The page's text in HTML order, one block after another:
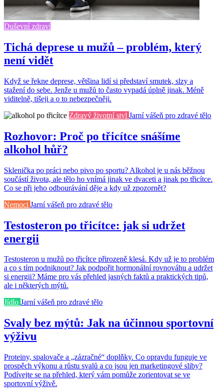
Duševní zdraví
Tichá deprese u mužů – problém, který
není vidět
Když se řekne deprese, většina lidí si představí smutek, slzy a
stažení do sebe. Jenže u mužů to často vypadá úplně jinak. Méně
viditelně, tišeji a o to nebezpečněji.
Zdravý životní styl Jarní vášeň pro zdravé tělo
Rozhovor: Proč po třicítce snášíme
alkohol hůř?
Sklenička po práci nebo pivo po sportu? Alkohol je u nás běžnou
součástí života, ale tělo ho vnímá jinak ve dvaceti a jinak po třicítce.
Co se při jeho odbourávání děje a kdy už zpozornět?
Nemoci Jarní vášeň pro zdravé tělo
Testosteron po třicítce: jak si udržet
energii
Testosteron u mužů po třicítce přirozeně klesá. Kdy už je to problém
a co s tím podniknout? Jak podpořit hormonální rovnováhu a udržet
si energii? Máme pro vás přehled jasných faktů a praktických tipů,
ale i některých mýtů.
Jídlo Jarní vášeň pro zdravé tělo
Svaly bez mýtů: Jak na účinnou sportovní
výživu
Proteiny, spalovače a „zázračné“ doplňky. Co opravdu funguje ve
prospěch výkonu a růstu svalů a co jsou jen marketingové sliby?
Podívejte se na přehled, který vám pomůže zorientovat se ve
sportovní výživě.